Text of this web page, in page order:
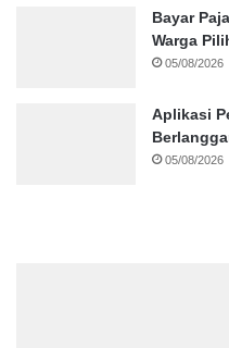
Bayar
Warga
05/08/2026
Aplikasi
05/08/2026